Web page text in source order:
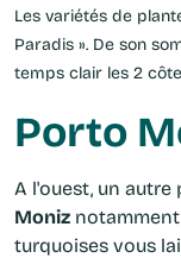
Les variétés de
Paradis ». De son
temps clair les 2
Porto
A l'ouest, un
Moniz
turquoises vous